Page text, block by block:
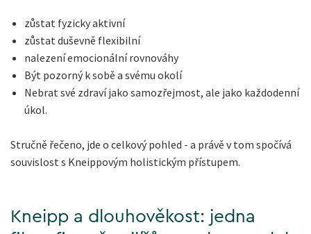
zůstat fyzicky aktivní
zůstat duševně flexibilní
nalezení emocionální rovnováhy
Být pozorný k sobě a svému okolí
Nebrat své zdraví jako samozřejmost, ale jako každodenní
úkol.
Stručně řečeno, jde o celkový pohled - a právě v tom spočívá
souvislost s Kneippovým holistickým přístupem.
Kneipp a dlouhověkost: jedna